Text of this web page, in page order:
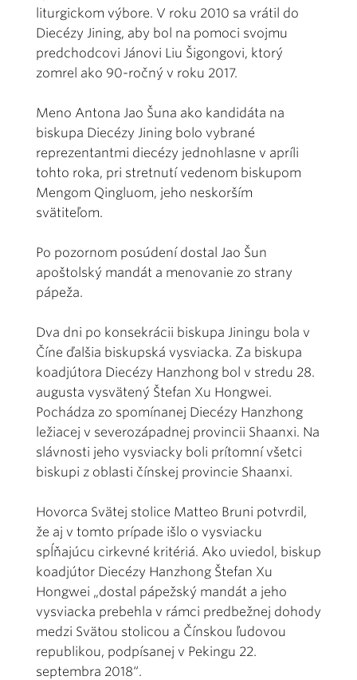
liturgickom výbore. V roku 2010 sa vrátil do
Diecézy Jining, aby bol na pomoci svojmu
predchodcovi Jánovi Liu Šigongovi, ktorý
zomrel ako 90-ročný v roku 2017.
Meno Antona Jao Šuna ako kandidáta na
biskupa Diecézy Jining bolo vybrané
reprezentantmi diecézy jednohlasne v apríli
tohto roka, pri stretnutí vedenom biskupom
Mengom Qingluom, jeho neskorším
svätiteľom.
Po pozornom posúdení dostal Jao Šun
apoštolský mandát a menovanie zo strany
pápeža.
Dva dni po konsekrácii biskupa Jiningu bola v
Číne ďalšia biskupská vysviacka. Za biskupa
koadjútora Diecézy Hanzhong bol v stredu 28.
augusta vysvätený Štefan Xu Hongwei.
Pochádza zo spomínanej Diecézy Hanzhong
ležiacej v severozápadnej provincii Shaanxi. Na
slávnosti jeho vysviacky boli prítomní všetci
biskupi z oblasti čínskej provincie Shaanxi.
Hovorca Svätej stolice Matteo Bruni potvrdil,
že aj v tomto prípade išlo o vysviacku
spĺňajúcu cirkevné kritériá. Ako uviedol, biskup
koadjútor Diecézy Hanzhong Štefan Xu
Hongwei „dostal pápežský mandát a jeho
vysviacka prebehla v rámci predbežnej dohody
medzi Svätou stolicou a Čínskou ľudovou
republikou, podpísanej v Pekingu 22.
septembra 2018“.